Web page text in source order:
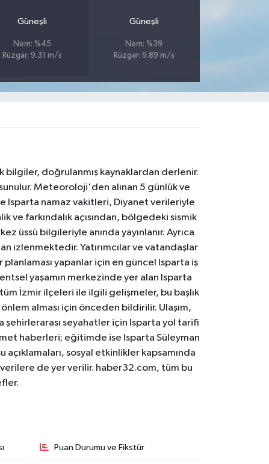
Güneşli
Nem: %45
Rüzgar: 9.31 m/s
Güneşli
Nem: %39
Rüzgar: 9.89 m/s
bilgiler, doğrulanmış kaynaklardan derlenir.
Meteoroloji'den alınan 5 günlük ve
Isparta namaz vakitleri, Diyanet verileriyle
ve farkındalık açısından, bölgedeki sismik
üssü bilgileriyle anında yayınlanır. Ayrıca
izlenmektedir. Yatırımcılar ve vatandaşlar
yapanlar için en güncel Isparta iş
yaşamın merkezinde yer alan Isparta
tüm İzmir ilçeleri ile ilgili gelişmeler, bu başlık
alması için önceden bildirilir. Ulaşım,
şehirlerarası seyahatler için Isparta yol tarifi
haberleri; eğitimde ise Isparta Süleyman
sosyal etkinlikler kapsamında
de yer verilir. haber32.com, tüm bu
Puan Durumu ve Fikstür